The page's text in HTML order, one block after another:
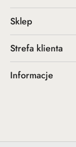
Sklep
Strefa klienta
Informacje